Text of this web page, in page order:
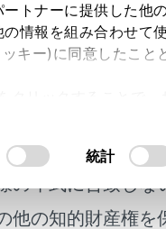
トナーに提供した他
情報を組み合わせて
キー)に同意したこと
統計
及び補足資料、
の年式に合致しな
他の知的財産権